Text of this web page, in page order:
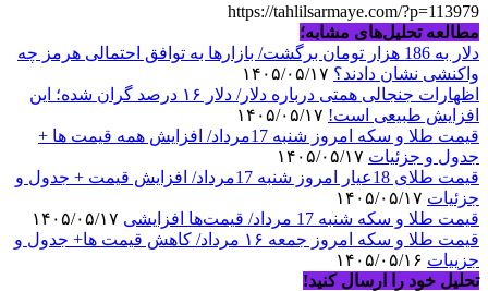
https://tahlilsarmaye.com/?p=113979
مطالعه تحلیل‌های مشابه؛
دلار به 186 هزار تومان برگشت/ بازارها به توافق احتمالی هرمز چه
واکنشی نشان دادند؟
اظهارات جنجالی همتی درباره دلار/ دلار ۱۶ درصد گران شده؛ این
افزایش طبیعی است!
قیمت طلا و سکه امروز شنبه 17مرداد/ افزایش همه قیمت ها +
جدول و جزئیات
قیمت طلای 18عیار امروز شنبه 17مرداد/ افزایش قیمت + جدول و
جزئیات
قیمت طلا و سکه شنبه 17 مرداد/ قیمت‌ها افزایشی
قیمت طلا و سکه امروز جمعه ۱۶ مرداد/ کاهش قیمت ها+ جدول و
جزییات
تحلیل خود را ارسال کنید!